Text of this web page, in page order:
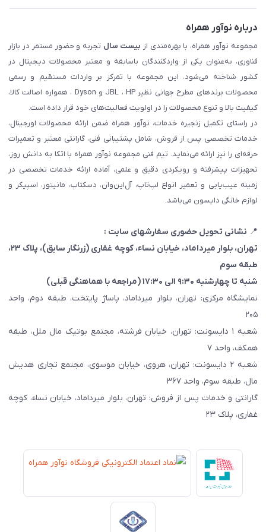
درباره نوآور همراه
مجموعه نوآور همراه، با بهره‌مندی از بیست سال تجربه و حضور مستمر در بازار
فناوری، به‌عنوان یکی از واردکنندگان باسابقه و معتبر محصولات دیجیتال در
کشور شناخته می‌شود. این مجموعه با تمرکز بر واردات مستقیم و رسمی
محصولات برندهای مطرح جهانی نظیر JBL ، HP و Dyson ، همواره اصالت کالا،
کیفیت بالا و تنوع محصولات را در اولویت فعالیت‌های خود قرار داده است.
در راستای تکمیل زنجیره خدمات، نوآور همراه ضمن ارائه محصولات اورجینال،
خدمات تخصصی پس از فروش، شامل پشتیبانی فنی، گارانتی معتبر و تعمیرات
حرفه‌ای را نیز ارائه می‌نماید. تیم فنی مجموعه نوآور همراه با اتکا به دانش روز،
تجهیزات پیشرفته و رویکردی دقیق و علمی، آماده ارائه خدمات تخصصی در
زمینه عیب‌یابی و تعمیر انواع لپ‌تاپ، آل‌این‌وان، دسکتاپ، مانیتور، اسپیکر و
لوازم خانگی دایسون می‌باشد.
📍 نشانی تحویل حضوری سفارشهای سایت :
تهران، بلوار میرداماد، خیابان نساء، کوچه غفاری (زرنگار سابق)
، پلاک ۲۳،
طبقه سوم
شنبه تا چهارشنبه ۹:۳۰ الی ۱۷:۳۰ (مراجعه با هماهنگی قبلی)
نمایشگاه مرکزی: تهران، بلوار میرداماد، پاساژ پایتخت، طبقه دوم، واحد
۲۰۵
شعبه ۱ دایسونت: تهران، خیابان فرشته، مجتمع بوتیک مال ملل، طبقه
همکف، واحد ۷
شعبه ۲ دایسونت: تهران، هروی، خیابان موسوی، مجتمع تجاری هدیش
مال، طبقه سوم، واحد ۳۶۷
گارانتی و خدمات پس از فروش: تهران، بلوار میرداماد، خیابان نساء، کوچه
غفاری، پلاک ۲۳